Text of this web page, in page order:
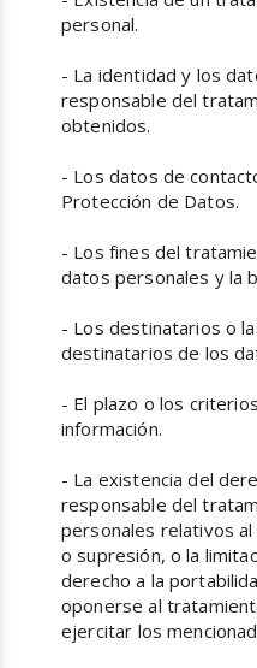
personal.
- La identidad y los
responsable del
obtenidos.
- Los datos de
Protección de Datos.
- Los fines del
datos personales y la
- Los destinatarios o
destinatarios de los
- El plazo o los
información.
- La existencia del
responsable del
personales relativos
o supresión, o la
derecho a la
oponerse al
ejercitar los